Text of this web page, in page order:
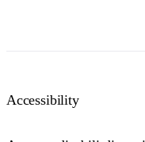
Accessibility